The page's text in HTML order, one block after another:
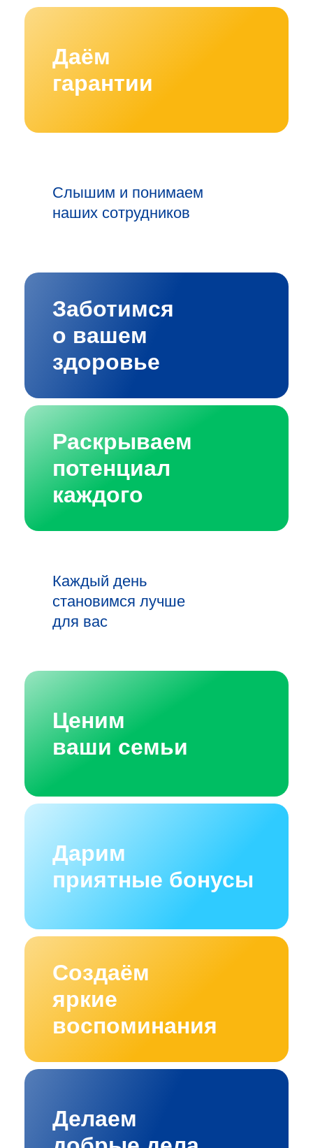
Даём
гарантии
Слышим и понимаем
наших сотрудников
Заботимся
о вашем
здоровье
Раскрываем
потенциал
каждого
Каждый день
становимся лучше
для вас
Дарим
приятные бонусы
Ценим
ваши семьи
Создаём
яркие
воспоминания
Делаем